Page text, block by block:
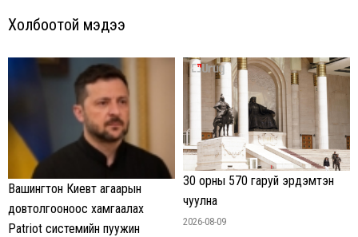
Холбоотой мэдээ
Вашингтон Киевт агаарын
довтолгооноос хамгаалах
Patriot системийн пуужин
30 орны 570 гаруй эрдэмтэн
чуулна
2026-08-09